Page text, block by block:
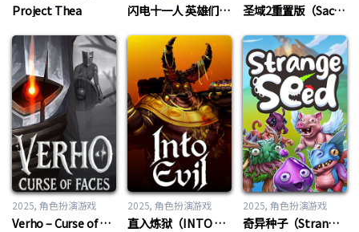
Project Thea 闪电十一人 英雄们的胜利之路（INAZUMA ELEVEN: Victory Road） 圣域2重置版（Sacred 2 Remaster）
2025 角色扮演游戏
Verho – Curse of Faces
2025 角色扮演游戏
直入炼狱（INTO EVIL）
2025 角色扮演游戏
奇异种子（Strange Seed）